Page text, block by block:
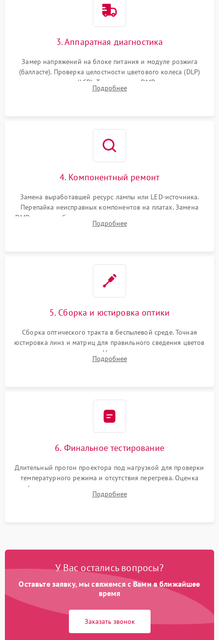
3. Аппаратная диагностика
Замер напряжений на блоке питания и модуле розжига
(балласте). Проверка целостности цветового колеса (DLP)
или поляризаторов (LCD). Тестирование DMD-чипа, датчиков
температуры и оптопар с помощью мультиметра и
Подробнее
4. Компонентный ремонт
Замена выработавшей ресурс лампы или LED-источника.
Перепайка неисправных компонентов на платах. Замена
DMD-чипа при битых пикселях, установка нового цветового
колеса или восстановление сгоревших поляризационных
Подробнее
5. Сборка и юстировка оптики
Сборка оптического тракта в беспылевой среде. Точная
юстировка линз и матриц для правильного сведения цветов
и устранения размытия. Надежное подключение всех
шлейфов, установка датчиков и закрытие корпуса
Подробнее
6. Финальное тестирование
Длительный прогон проектора под нагрузкой для проверки
температурного режима и отсутствия перегрева. Оценка
фокуса, контрастности и цветопередачи на тестовых
таблицах. Проверка работы всех видеовходов и кнопок
Подробнее
У Вас остались вопросы?
Оставьте заявку, мы свяжемся с Вами в ближайшее
время
Заказать звонок